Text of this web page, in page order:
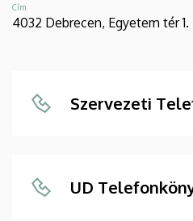
Cím
4032 Debrecen, Egyetem tér 1.
Szervezeti
UD